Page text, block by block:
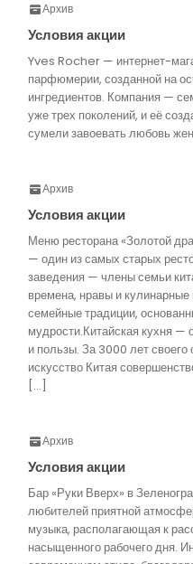
Архив
Условия акции
Yves Rocher — интернет-
парфюмерии, созданной на
ингредиентов. Компания —
уже трех поколений, и её
сумели завоевать любовь
Архив
Условия акции
Меню ресторана «Золотой
— один из самых старых
заведения — члены семьи
времена, нравы и
семейные традиции,
мудрости.Китайская кухня —
и пользы. За 3000 лет
искусство Китая
[…]
Архив
Условия акции
Бар «Руки Вверх» в
любителей приятной
музыка, располагающая к
насыщенного рабочего дня.